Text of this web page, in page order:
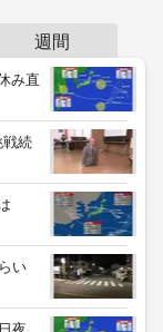
週間
み直
戦続
は
い